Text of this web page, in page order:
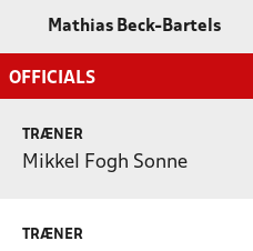
Mathias Beck-Bartels
OFFICIALS
TRÆNER
Mikkel Fogh Sonne
TRÆNER